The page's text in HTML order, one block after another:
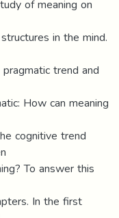
of meaning on
in the mind.
trend and
How can meaning
cognitive trend
To answer this
In the first